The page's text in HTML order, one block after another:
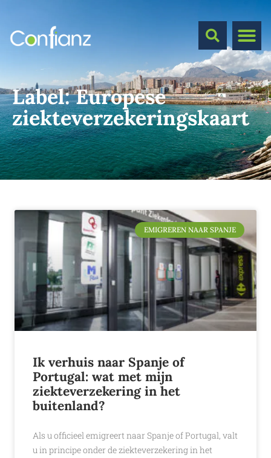
Label:Europese
ziekteverzekeringskaart
EMIGREREN NAAR SPANJE
Ik verhuis naar Spanje of
Portugal: wat met mijn
ziekteverzekering in het
buitenland?
Als u officieel emigreert naar Spanje of Portugal, valt
u in principe onder de ziekteverzekering in het